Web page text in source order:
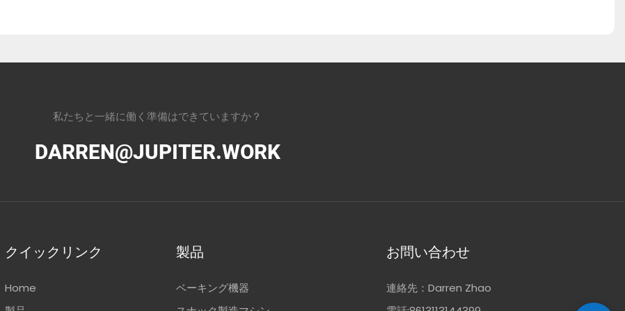
私たちと一緒に働く準備はできていますか？
DARREN@JUPITER.WORK
クイックリンク
Home
製品
ベーキング機器
お問い合わせ
連絡先：Darren Zhao